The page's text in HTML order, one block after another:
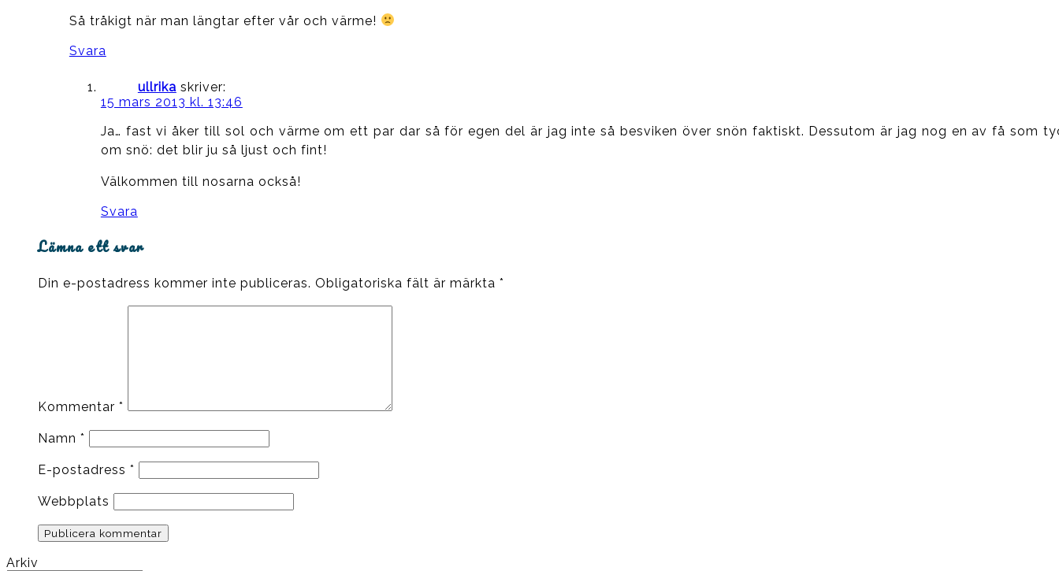
Så tråkigt när man längtar efter vår och värme!
Svara
ullrika skriver:
15 mars 2013 kl. 13:46
Ja… fast vi åker till sol och värme om ett par dar så för egen del är jag inte så besviken över snön faktiskt. Dessutom är jag nog en av få som
om snö: det blir ju så ljust och fint!
Välkommen till nosarna också!
Svara
Lämna ett svar
Din e-postadress kommer inte publiceras. Obligatoriska fält är märkta *
Kommentar *
Namn *
E-postadress *
Webbplats
Arkiv